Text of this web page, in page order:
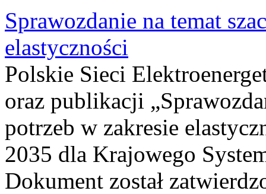
Sprawozdanie na temat
elastyczności
Polskie Sieci
oraz publikacji
potrzeb w zakresie
2035 dla Krajowego
Dokument został